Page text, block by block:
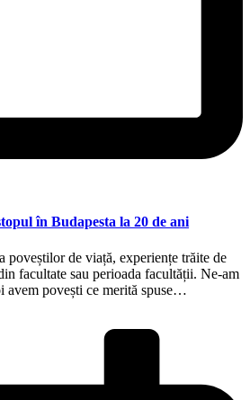
în Budapesta la 20 de ani
poveștilor de viață, experiențe trăite de
facultate sau perioada facultății. Ne-am
avem povești ce merită spuse…